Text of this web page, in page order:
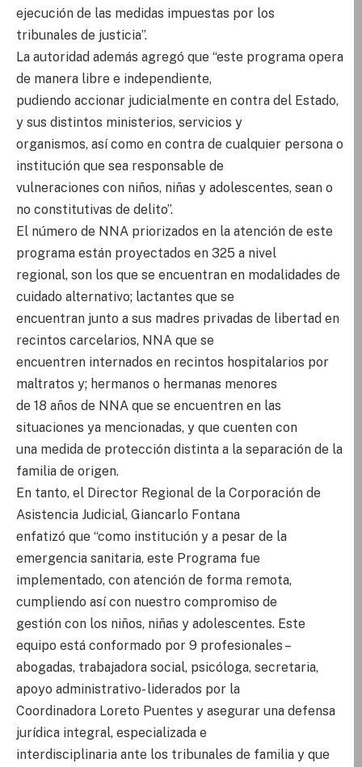
ejecución de las medidas impuestas por los
tribunales de justicia”.
La autoridad además agregó que “este programa opera
de manera libre e independiente,
pudiendo accionar judicialmente en contra del Estado,
y sus distintos ministerios, servicios y
organismos, así como en contra de cualquier persona o
institución que sea responsable de
vulneraciones con niños, niñas y adolescentes, sean o
no constitutivas de delito”.
El número de NNA priorizados en la atención de este
programa están proyectados en 325 a nivel
regional, son los que se encuentran en modalidades de
cuidado alternativo; lactantes que se
encuentran junto a sus madres privadas de libertad en
recintos carcelarios, NNA que se
encuentren internados en recintos hospitalarios por
maltratos y; hermanos o hermanas menores
de 18 años de NNA que se encuentren en las
situaciones ya mencionadas, y que cuenten con
una medida de protección distinta a la separación de la
familia de origen.
En tanto, el Director Regional de la Corporación de
Asistencia Judicial, Giancarlo Fontana
enfatizó que “como institución y a pesar de la
emergencia sanitaria, este Programa fue
implementado, con atención de forma remota,
cumpliendo así con nuestro compromiso de
gestión con los niños, niñas y adolescentes. Este
equipo está conformado por 9 profesionales –
abogadas, trabajadora social, psicóloga, secretaria,
apoyo administrativo- liderados por la
Coordinadora Loreto Puentes y asegurar una defensa
jurídica integral, especializada e
interdisciplinaria ante los tribunales de familia y que